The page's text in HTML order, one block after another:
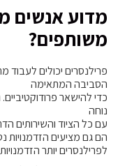
מדוע אנשים
משותפים?
פרילנסרים יכולים
הסביבה המתאימה
כדי להישאר
נוחה
עם כל הציוד והשירותים
הם גם מציעים
לפרילנסרים יותר